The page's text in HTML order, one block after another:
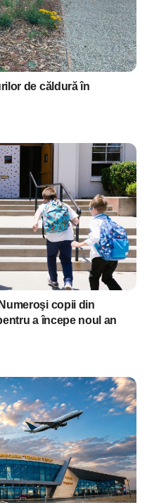
de căldură în
copii din
a începe noul an